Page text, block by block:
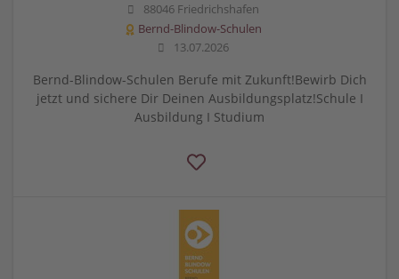
88046 Friedrichshafen
Bernd-Blindow-Schulen
13.07.2026
Bernd-Blindow-Schulen Berufe mit Zukunft!Bewirb Dich
jetzt und sichere Dir Deinen Ausbildungsplatz!Schule I
Ausbildung I Studium